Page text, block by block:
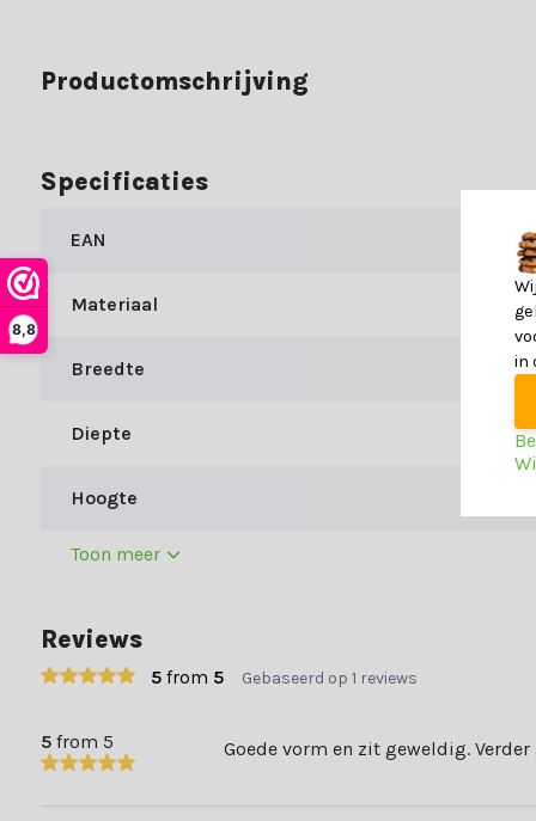
8,8
Productomschrijving
Specificaties
EAN
Materiaal
Breedte
Diepte
Hoogte
Toon meer
Reviews
5from 5 Gebaseerd op 1 reviews
5from 5 Goede vorm en zit geweldig.
in